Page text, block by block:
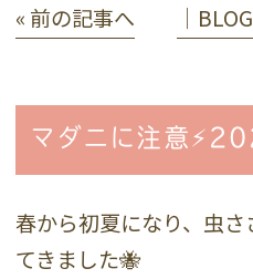
« 前の記事へ
マダニに注意
春から初夏になり、虫
てきました🐝